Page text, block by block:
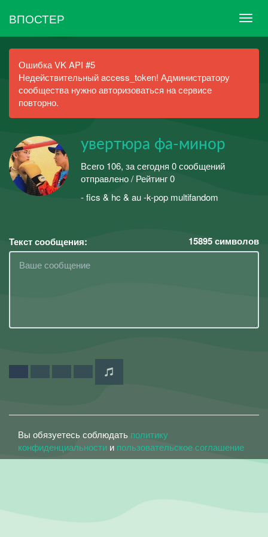
ВПОСТЕР
Ошибка VK API #5
Недействительный access_token! Администратору
сообщества нужно авторизоваться на сервисе
повторно.
увертюра фа-минор
Всего 106, за сегодня 0 сообщений
отправлено / Рейтинг 0
- fics & hc & au -k-pop multifandom
Текст сообщения: 15895символов
Вы обязуетесь соблюдать политику
конфиденциальности и пользовательское соглашение